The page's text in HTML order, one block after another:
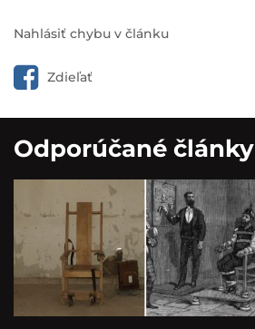
Nahlásiť chybu v článku
Zdieľať
Odporúčané články